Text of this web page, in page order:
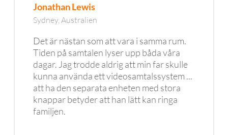
Jonathan Lewis
Sydney, Australien
Det är nästan som att vara i samma rum.
Tiden på samtalen lyser upp båda våra
dagar. Jag trodde aldrig att min far skulle
kunna använda ett videosamtalssystem ...
att ha den separata enheten med stora
knappar betyder att han lätt kan ringa
familjen.